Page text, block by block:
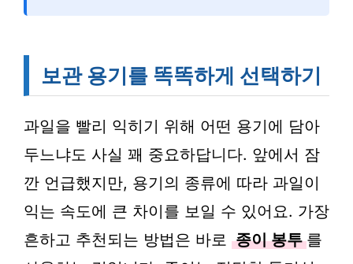
보관 용기를 똑똑하게 선택하기
과일을 빨리 익히기 위해 어떤 용기에 담아
두느냐도 사실 꽤 중요하답니다. 앞에서 잠
깐 언급했지만, 용기의 종류에 따라 과일이
익는 속도에 큰 차이를 보일 수 있어요. 가장
흔하고 추천되는 방법은 바로 종이 봉투 를